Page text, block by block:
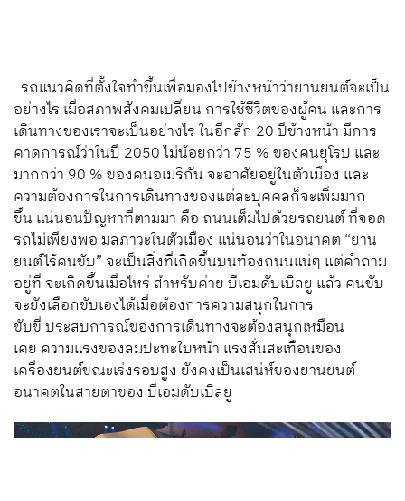
รถแนวคิดที่ตั้งใจทำขึ้นเพื่อมองไปข้างหน้าว่ายานยนต์จะเป็น
อย่างไร เมื่อสภาพสังคมเปลี่ยน การใช้ชีวิตของผู้คน และการ
เดินทางของเราจะเป็นอย่างไร ในอีกสัก 20 ปีข้างหน้า มีการ
คาดการณ์ว่าในปี 2050 ไม่น้อยกว่า 75 % ของคนยุโรป และ
มากกว่า 90 % ของคนอเมริกัน จะอาศัยอยู่ในตัวเมือง และ
ความต้องการในการเดินทางของแต่ละบุคคลก็จะเพิ่มมาก
ขึ้น แน่นอนปัญหาที่ตามมา คือ ถนนเต็มไปด้วยรถยนต์ ที่จอด
รถไม่เพียงพอ มลภาวะในตัวเมือง แน่นอนว่าในอนาคต “ยาน
ยนต์ไร้คนขับ” จะเป็นสิ่งที่เกิดขึ้นบนท้องถนนแน่ๆ แต่คำถาม
อยู่ที่ จะเกิดขึ้นเมื่อไหร่ สำหรับค่าย บีเอมดับเบิลยู แล้ว คนขับ
จะยังเลือกขับเองได้เมื่อต้องการความสนุกในการ
ขับขี่ ประสบการณ์ของการเดินทางจะต้องสนุกเหมือน
เคย ความแรงของลมปะทะใบหน้า แรงสั่นสะเทือนของ
เครื่องยนต์ขณะเร่งรอบสูง ยังคงเป็นเสน่ห์ของยานยนต์
อนาคตในสายตาของ บีเอมดับเบิลยู